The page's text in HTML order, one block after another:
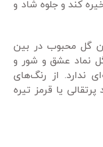
کند و جلوه شاد و
گل محبوب در بین
نماد عشق و شور و
ندارد. از رنگ‌های
یا قرمز تیره